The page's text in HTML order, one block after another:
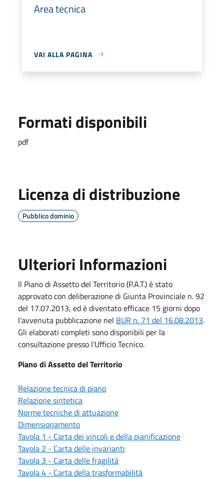
Area tecnica
VAI ALLA PAGINA
Formati disponibili
pdf
Licenza di distribuzione
Pubblico dominio
Ulteriori Informazioni
Il Piano di Assetto del Territorio (P.A.T.) è stato
approvato con deliberazione di Giunta Provinciale n. 92
del 17.07.2013, ed è diventato efficace 15 giorni dopo
l'avvenuta pubblicazione nel BUR n. 71 del 16.08.2013.
Gli elaborati completi sono disponibili per la
consultazione presso l'Ufficio Tecnico.
Piano di Assetto del Territorio
Relazione tecnica di piano
Relazione sintetica
Norme tecniche di attuazione
Dimensionamento
Tavola 1 - Carta dei vincoli e della pianificazione
Tavola 2 - Carta delle invarianti
Tavola 3 - Carta delle fragilità
Tavola 4 - Carta della trasformabilità